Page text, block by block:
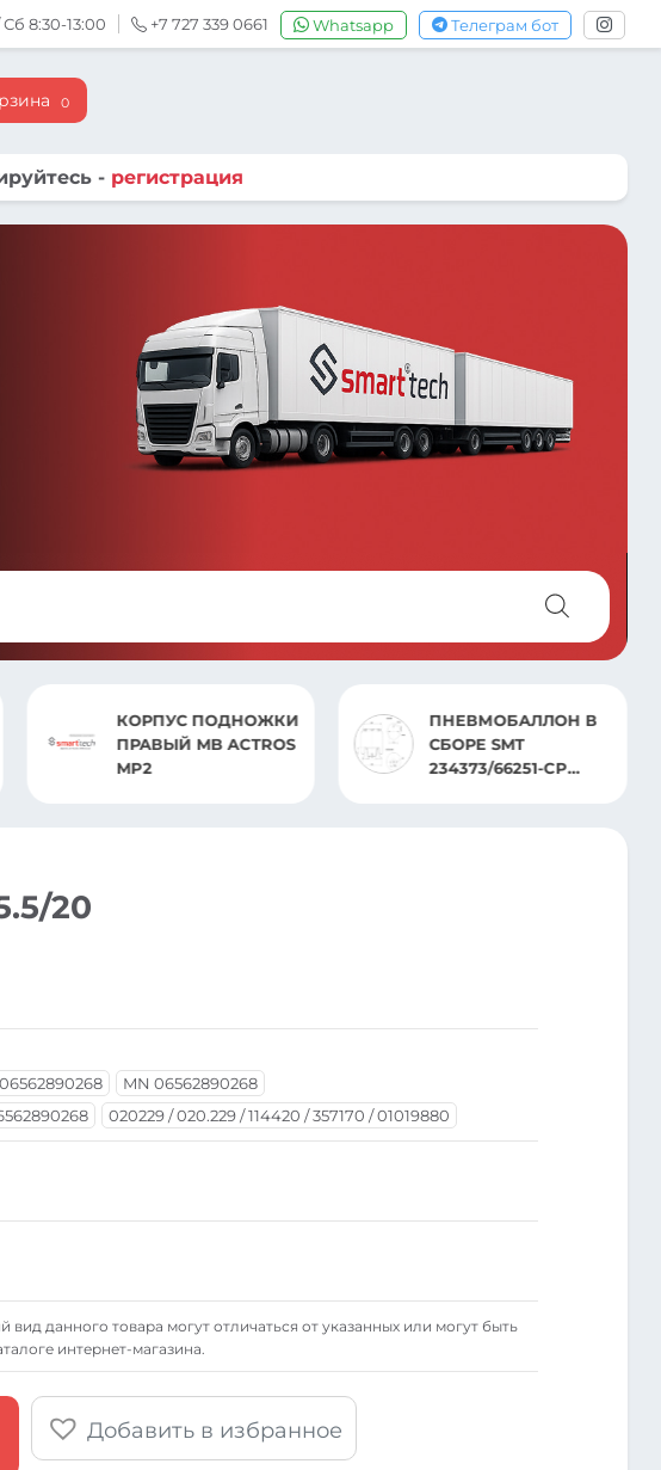
8:30-13:00 +7 727 339 0661 Whatsapp Телеграм бот
0
- регистрация
ПНЕВМОБАЛЛОН В
СБОРЕ SMT
234373/66251-CP
ПНЕВМОБАЛЛОН В
СБОРЕ ST 4960.CS
BPW(1 ШПИЛЬ 1
20
MN 06562890268
020229 / 020.229 / 114420 / 357170 / 01019880
данного товара могут отличаться от указанных или могут быть
интернет-магазина.
Добавить в избранное